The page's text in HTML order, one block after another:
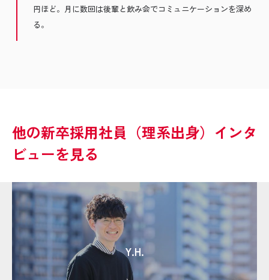
円ほど。月に数回は後輩と飲み会でコミュニケーションを深め
る。
他の新卒採用社員（理系出身）インタ
ビューを見る
Y.H.